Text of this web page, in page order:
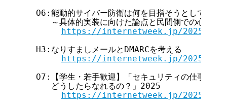
O6:能動的サイバー防衛は何を目指そうとしている
～具体的実装に向けた論点と民間側での心構え
https://internetweek.jp/2025/
  H3:なりすましメールとDMARCを考える
https://internetweek.jp/2025/
O7:【学生・若手歓迎】「セキュリティの仕事、ど
     どうしたらなれるの？」2025
https://internetweek.jp/2025/